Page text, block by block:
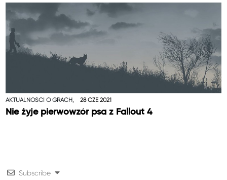
AKTUALNOŚCI O GRACH, 28 CZE 2021
Nie żyje pierwowzór psa z Fallout 4
Subscribe